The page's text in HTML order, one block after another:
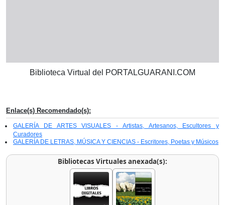
Biblioteca Virtual del PORTALGUARANI.COM
Enlace(s) Recomendado(s):
GALERÍA DE ARTES VISUALES - Artistas, Artesanos, Escultores y
Curadores
GALERÍA DE LETRAS, MÚSICA Y CIENCIAS - Escritores, Poetas y Músicos
Bibliotecas Virtuales anexada(s):